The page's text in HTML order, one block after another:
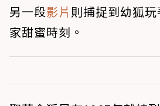
另一段影片 則捕捉到幼狐
家甜蜜時刻。